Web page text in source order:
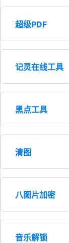
超级PDF
记灵在线工具
黑点工具
清图
八图片加密
音乐解锁